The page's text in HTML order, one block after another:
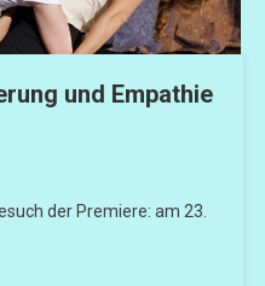
und Empathie
der Premiere: am 23.